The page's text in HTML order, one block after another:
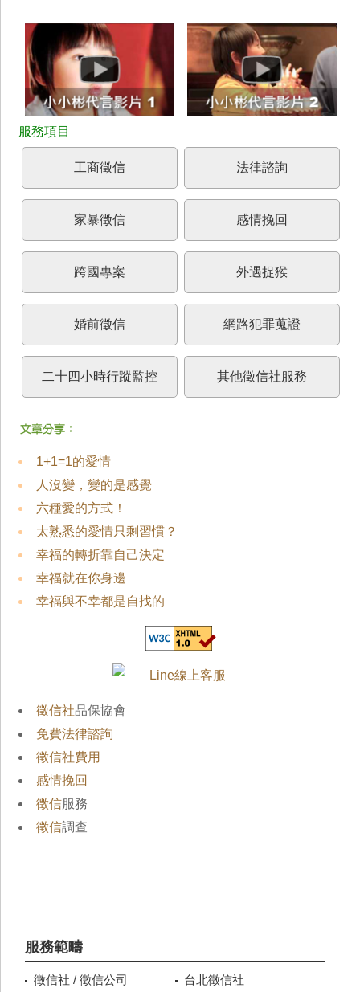
工商徵信 法律諮詢
家暴徵信 感情挽回
跨國專案 外遇捉猴
婚前徵信 網路犯罪蒐證
二十四小時行蹤監控 其他徵信社服務
1+1=1的愛情
人沒變，變的是感覺
六種愛的方式！
太熟悉的愛情只剩習慣？
幸福的轉折靠自己決定
幸福就在你身邊
幸福與不幸都是自找的
徵信社品保協會
免費法律諮詢
徵信社費用
感情挽回
徵信服務
徵信調查
服務範疇
徵信社 / 徵信公司
台北徵信社